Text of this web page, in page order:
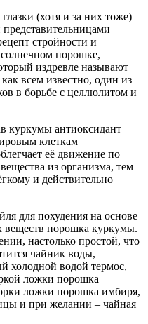
(хотя и за них тоже)
стройности и
солнечном порошке,
издревле называют
всем известно, один из
в борьбе с целлюлитом и
куркумы антиоксидант
клеткам
её движение по
из организма, тем
и действительно
для похудения на основе
веществ порошка куркумы.
настолько простой, что
чайник воды,
холодной водой термос,
ложки порошка
ложки порошка имбиря,
и при желании – чайная